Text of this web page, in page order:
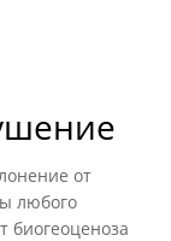
от
любого
биогеоценоза